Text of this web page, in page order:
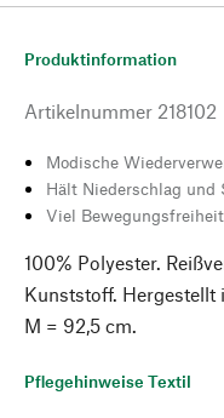
Produktinformation
Artikelnummer 218102
Modische
Hält Niederschlag und
Viel
100% Polyester.
Kunststoff. Hergestellt
M = 92,5 cm.
Pflegehinweise Textil